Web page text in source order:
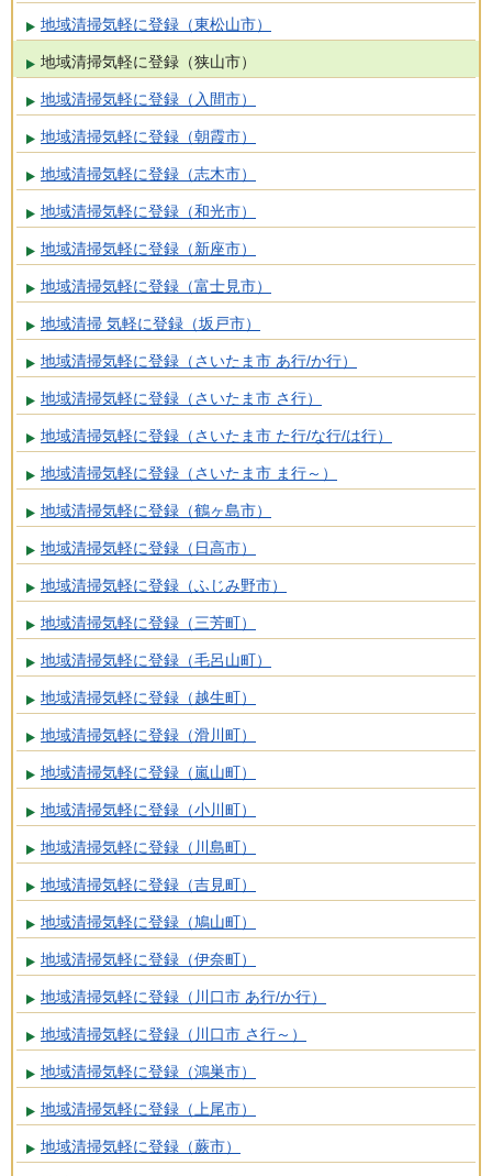
地域清掃気軽に登録（東松山市）
地域清掃気軽に登録（狭山市）
地域清掃気軽に登録（入間市）
地域清掃気軽に登録（朝霞市）
地域清掃気軽に登録（志木市）
地域清掃気軽に登録（和光市）
地域清掃気軽に登録（新座市）
地域清掃気軽に登録（富士見市）
地域清掃 気軽に登録（坂戸市）
地域清掃気軽に登録（さいたま市 あ行/か行）
地域清掃気軽に登録（さいたま市 さ行）
地域清掃気軽に登録（さいたま市 た行/な行/は行）
地域清掃気軽に登録（さいたま市 ま行～）
地域清掃気軽に登録（鶴ヶ島市）
地域清掃気軽に登録（日高市）
地域清掃気軽に登録（ふじみ野市）
地域清掃気軽に登録（三芳町）
地域清掃気軽に登録（毛呂山町）
地域清掃気軽に登録（越生町）
地域清掃気軽に登録（滑川町）
地域清掃気軽に登録（嵐山町）
地域清掃気軽に登録（小川町）
地域清掃気軽に登録（川島町）
地域清掃気軽に登録（吉見町）
地域清掃気軽に登録（鳩山町）
地域清掃気軽に登録（伊奈町）
地域清掃気軽に登録（川口市 あ行/か行）
地域清掃気軽に登録（川口市 さ行～）
地域清掃気軽に登録（鴻巣市）
地域清掃気軽に登録（上尾市）
地域清掃気軽に登録（蕨市）